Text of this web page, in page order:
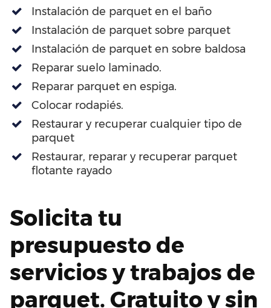
Instalación de parquet en el baño
Instalación de parquet sobre parquet
Instalación de parquet en sobre baldosa
Reparar suelo laminado.
Reparar parquet en espiga.
Colocar rodapiés.
Restaurar y recuperar cualquier tipo de
parquet
Restaurar, reparar y recuperar parquet
flotante rayado
Solicita tu
presupuesto de
servicios y trabajos de
parquet. Gratuito y sin